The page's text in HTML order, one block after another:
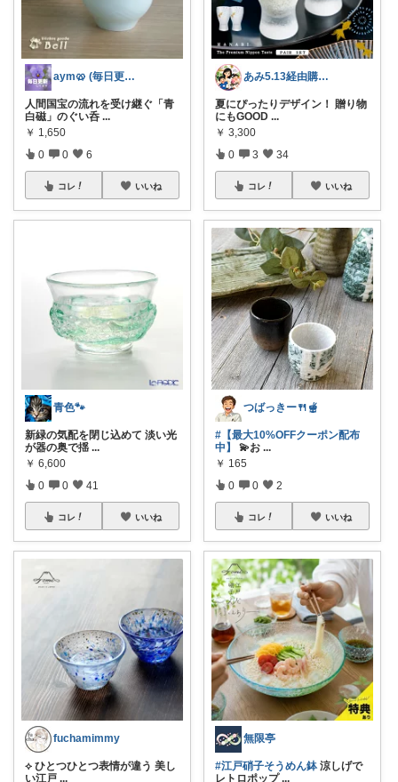
aym🥨 (毎日更新してます🙌)
人間国宝の流れを受け継ぐ「青
白磁」のぐい呑 ...
￥ 1,650
0 0 6
コレ いいね
青色🐾
新緑の気配を閉じ込めて 淡い光
が器の奥で揺 ...
￥ 6,600
0 0 41
コレ いいね
fuchamimmy
⟡ ひとつひとつ表情が違う 美し
い江戸 ...
あみ5.13経由購入ありがとうございます
夏にぴったりデザイン！ 贈り物
にもGOOD ...
￥ 3,300
0 3 34
コレ いいね
つばっきー🍴🫕
#【最大10%OFFクーポン配布
中】
💫お ...
￥ 165
0 0 2
コレ いいね
無限亭
#江戸硝子そうめん鉢 涼しげで
レトロポップ ...